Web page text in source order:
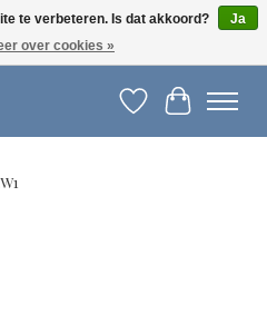
Verlanglijst
te verbeteren. Is dat akkoord?
Ja
over cookies »